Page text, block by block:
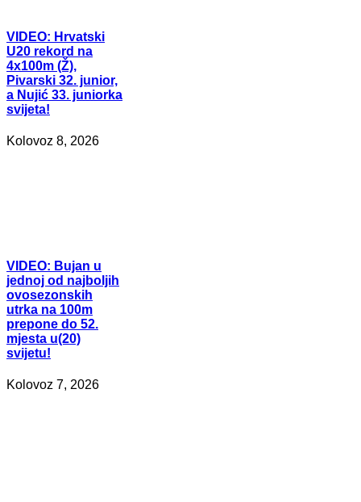
VIDEO: Hrvatski
U20 rekord na
4x100m (Ž),
Pivarski 32. junior,
a Nujić 33. juniorka
svijeta!
Kolovoz 8, 2026
VIDEO: Bujan u
jednoj od najboljih
ovosezonskih
utrka na 100m
prepone do 52.
mjesta u(20)
svijetu!
Kolovoz 7, 2026